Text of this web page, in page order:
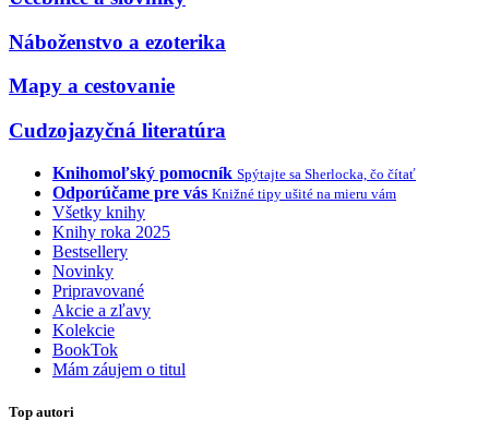
Náboženstvo a ezoterika
Mapy a cestovanie
Cudzojazyčná literatúra
Knihomoľský pomocník Spýtajte sa Sherlocka, čo čítať
Odporúčame pre vás Knižné tipy ušité na mieru vám
Všetky knihy
Knihy roka 2025
Bestsellery
Novinky
Pripravované
Akcie a zľavy
Kolekcie
BookTok
Mám záujem o titul
Top autori